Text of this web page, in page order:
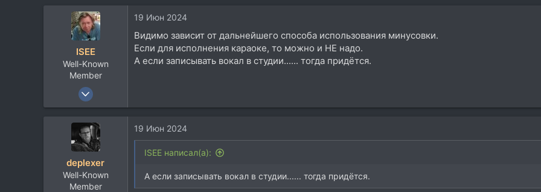
ISEE
Well-Known
Member
4 Апр 2023
4.001
Mytischchi
19 Июн 2024
Видимо зависит от дальнейшего способа использования минусовки.
Если для исполнения караоке, то можно и НЕ надо.
А если записывать вокал в студии...... тогда придётся.
deplexer
Well-Known
Member
19 Июн 2024
ISEE написал(а):
А если записывать вокал в студии...... тогда придётся.